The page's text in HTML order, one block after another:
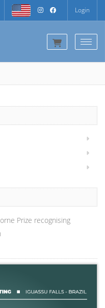
Login
Prize recognising